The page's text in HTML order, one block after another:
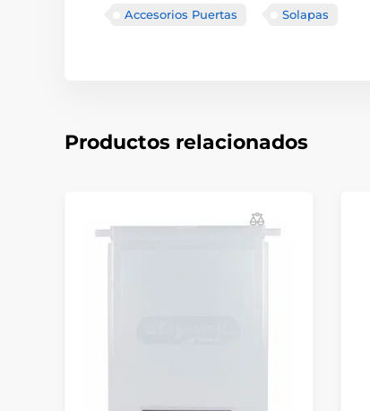
Accesorios Puertas Solapas
Productos relacionados